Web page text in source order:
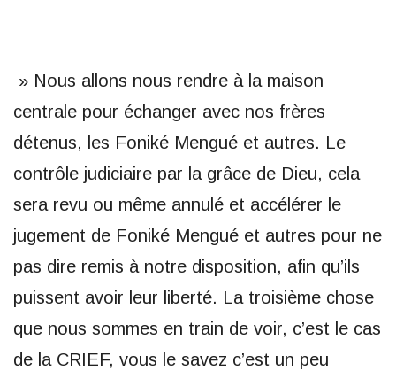
» Nous allons nous rendre à la maison
centrale pour échanger avec nos frères
détenus, les Foniké Mengué et autres. Le
contrôle judiciaire par la grâce de Dieu, cela
sera revu ou même annulé et accélérer le
jugement de Foniké Mengué et autres pour ne
pas dire remis à notre disposition, afin qu’ils
puissent avoir leur liberté. La troisième chose
que nous sommes en train de voir, c’est le cas
de la CRIEF, vous le savez c’est un peu